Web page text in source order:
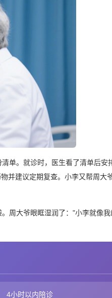
单。就诊时，医生看了清单后安
并建议定期复查。小李又帮周大
周大爷眼眶湿润了："小李就像
4小时以内陪诊